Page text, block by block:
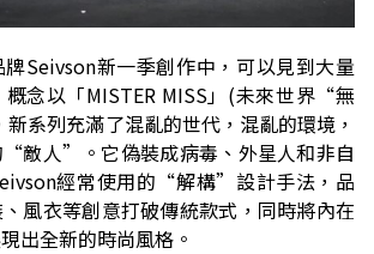
Seivson新一季創作中，可以見到大量
念以「MISTER MISS」(未來世界“無
系列充滿了混亂的世代，混亂的環境，
“敵人”。它偽裝成病毒、外星人和非自
經常使用的“解構”設計手法，品
風衣等創意打破傳統款式，同時將內在
出全新的時尚風格。